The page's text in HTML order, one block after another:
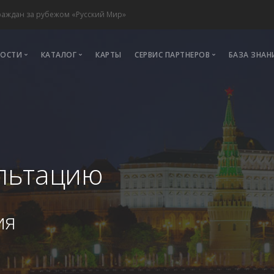
за рубежом «Русский Мир»
КАТАЛОГ
Регистрация профиля
КАРТЫ СЕРВИС ПАРТНЕРОВ БАЗА